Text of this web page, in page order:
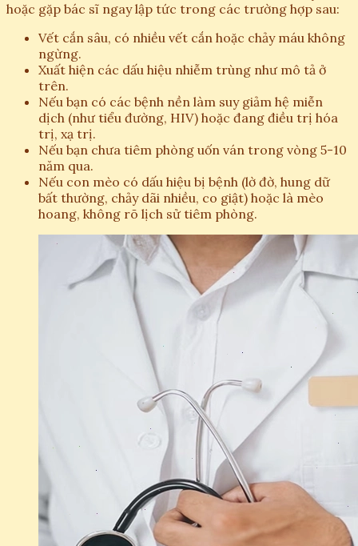
hoặc gặp bác sĩ ngay lập tức trong các trường hợp sau:
Vết cắn sâu, có nhiều vết cắn hoặc chảy máu không
ngừng.
Xuất hiện các dấu hiệu nhiễm trùng như mô tả ở
trên.
Nếu bạn có các bệnh nền làm suy giảm hệ miễn
dịch (như tiểu đường, HIV) hoặc đang điều trị hóa
trị, xạ trị.
Nếu bạn chưa tiêm phòng uốn ván trong vòng 5-10
năm qua.
Nếu con mèo có dấu hiệu bị bệnh (lờ đờ, hung dữ
bất thường, chảy dãi nhiều, co giật) hoặc là mèo
hoang, không rõ lịch sử tiêm phòng.